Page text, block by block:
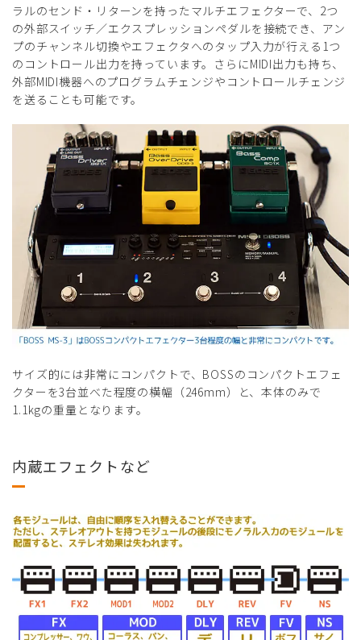
ラルのセンド・リターンを持ったマルチエフェクターで、2つ
の外部スイッチ／エクスプレッションペダルを接続でき、アン
プのチャンネル切換やエフェクタへのタップ入力が行える1つ
のコントロール出力を持っています。さらにMIDI出力も持ち、
外部MIDI機器へのプログラムチェンジやコントロールチェンジ
を送ることも可能です。
サイズ的には非常にコンパクトで、BOSSのコンパクトエフェ
クターを3台並べた程度の横幅（246mm）と、本体のみで
1.1kgの重量となります。
内蔵エフェクトなど